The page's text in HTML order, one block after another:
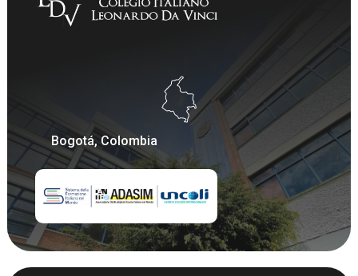
Bogotá, Colombia